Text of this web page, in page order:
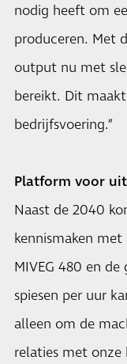
nodig heeft om
produceren. Met
output nu met
bereikt. Dit
bedrijfsvoering.”
Platform voor
Naast de 2040
kennismaken
MIVEG 480 en
spiesen per uur
alleen om de
relaties met onze